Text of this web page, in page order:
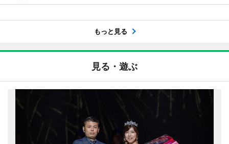
もっと見る
見る・遊ぶ